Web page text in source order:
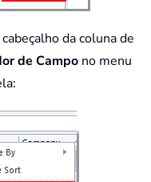
da coluna de
de Campo no menu